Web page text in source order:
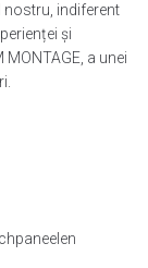
indiferent
și
a unei